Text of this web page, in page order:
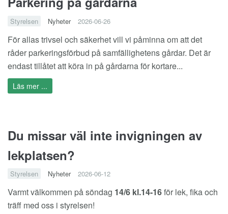
Styrelsen Nyheter 2026-06-26
För allas trivsel och säkerhet vill vi påminna om att det
råder parkeringsförbud på samfällighetens gårdar. Det är
endast tillåtet att köra in på gårdarna för kortare...
Läs mer ...
Du missar väl inte invigningen av
lekplatsen?
Styrelsen Nyheter 2026-06-12
Varmt välkommen på söndag 14/6 kl.14-16för lek, fika och
träff med oss i styrelsen!